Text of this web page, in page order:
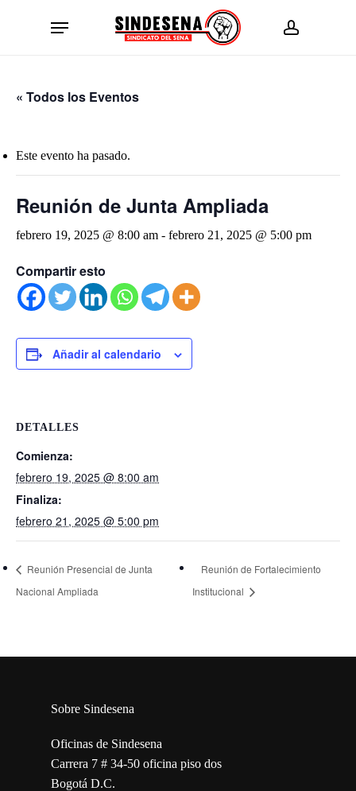
account
Menu
« Todos los Eventos
Este evento ha pasado.
Reunión de Junta Ampliada
febrero 19, 2025 @ 8:00 am - febrero 21, 2025 @ 5:00 pm
Compartir esto
Añadir al calendario
DETALLES
Comienza:
febrero 19, 2025 @ 8:00 am
Finaliza:
febrero 21, 2025 @ 5:00 pm
Reunión Presencial de Junta
Nacional Ampliada
Reunión de Fortalecimiento
Institucional
Sobre Sindesena
Oficinas de Sindesena
Carrera 7 # 34-50 oficina piso dos
Bogotá D.C.